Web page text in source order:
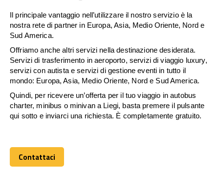
Il principale vantaggio nell’utilizzare il nostro servizio è la
nostra rete di partner in Europa, Asia, Medio Oriente, Nord e
Sud America.
Offriamo anche altri servizi nella destinazione desiderata.
Servizi di trasferimento in aeroporto, servizi di viaggio luxury,
servizi con autista e servizi di gestione eventi in tutto il
mondo: Europa, Asia, Medio Oriente, Nord e Sud America.
Quindi, per ricevere un’offerta per il tuo viaggio in autobus
charter, minibus o minivan a Liegi, basta premere il pulsante
qui sotto e inviarci una richiesta. È completamente gratuito.
Contattaci
Contattaci